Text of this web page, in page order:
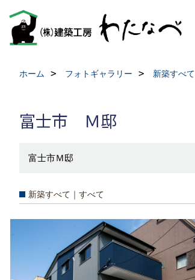
ホーム フォトギャラリー 新築すべて
富士市 Ｍ邸
富士市Ｍ邸
新築すべて｜すべて